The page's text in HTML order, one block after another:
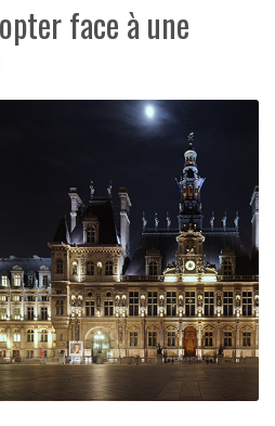
face à une